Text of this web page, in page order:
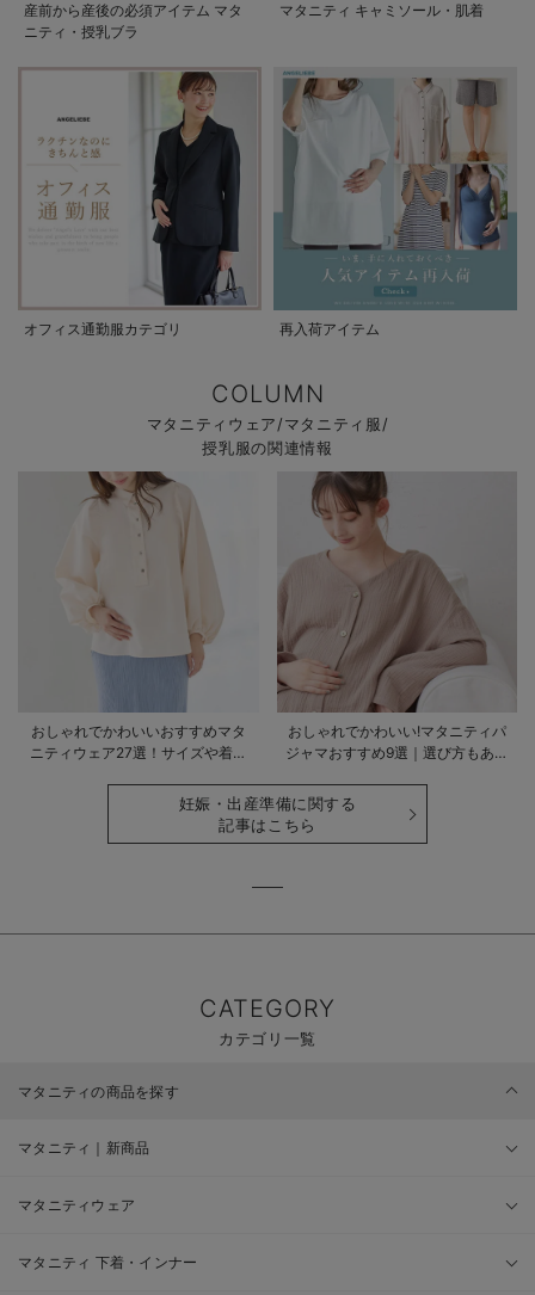
産前から産後の必須アイテム マタ
ニティ・授乳ブラ
マタニティ キャミソール・肌着
オフィス通勤服カテゴリ 再入荷アイテム
COLUMN
マタニティウェア/マタニティ服/
授乳服の関連情報
おしゃれでかわいいおすすめマタ
ニティウェア27選！サイズや着る
おしゃれでかわいい!マタニティパ
ジャマおすすめ9選｜選び方もあわ
妊娠・出産準備に関する
記事はこちら
CATEGORY
カテゴリ一覧
マタニティの商品を探す
マタニティ｜新商品
マタニティウェア
マタニティ 下着・インナー